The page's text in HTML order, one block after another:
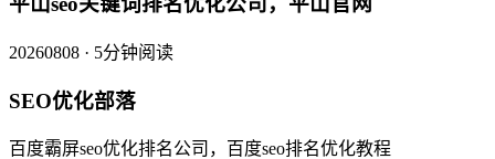
20260808 · 5分钟阅读
SEO优化部落
百度霸屏seo优化排名公司，百度seo排名优化教程